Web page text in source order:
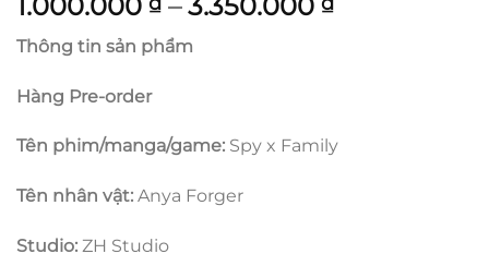
3.350.000 ₫
Thông tin sản phẩm
Hàng Pre-order
Tên phim/manga/game: Spy x Family
Tên nhân vật: Anya Forger
Studio: ZH Studio